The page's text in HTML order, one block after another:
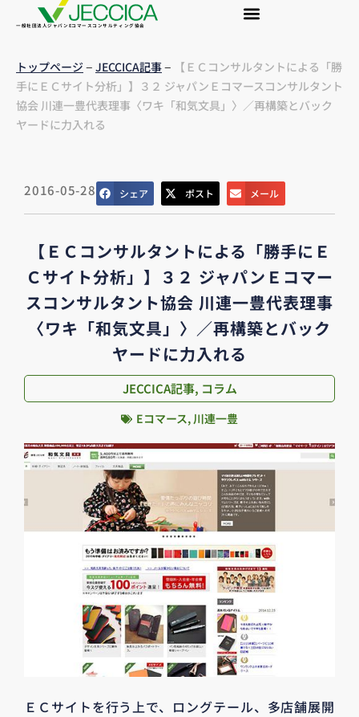
一般社団法人ジャパンEコマースコンサルティング協会
トップページ– JECCICA記事– 【ＥＣコンサルタントによる「勝
手にＥＣサイト分析」】３２ ジャパンＥコマースコンサルタント
協会 川連一豊代表理事〈ワキ「和気文具」〉／再構築とバック
ヤードに力入れる
2016-05-28 シェア ポスト メール
【ＥＣコンサルタントによる「勝手にＥ
Ｃサイト分析」】３２ ジャパンＥコマー
スコンサルタント協会 川連一豊代表理事
〈ワキ「和気文具」〉／再構築とバック
ヤードに力入れる
JECCICA記事, コラム
Eコマース,川連一豊
ＥＣサイトを行う上で、ロングテール、多店舗展開